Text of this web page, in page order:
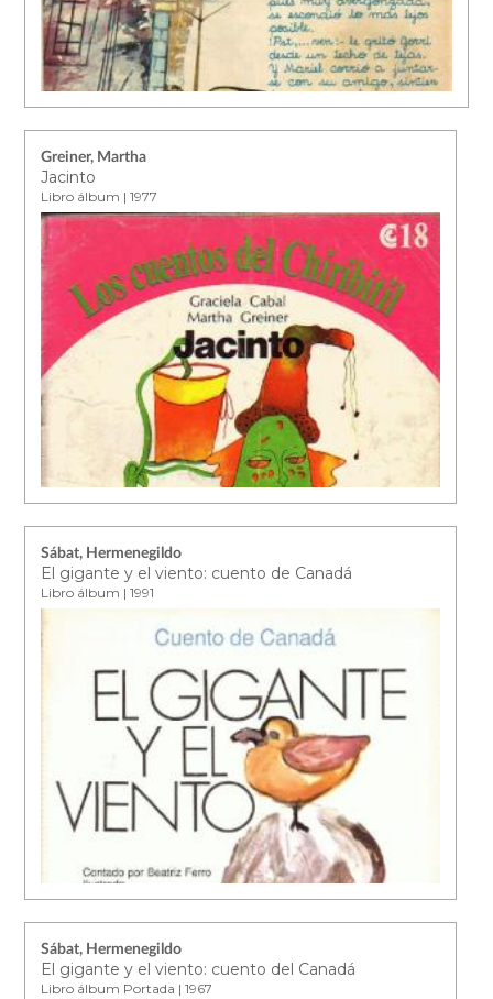
Greiner, Martha
Jacinto
Libro álbum | 1977
Sábat, Hermenegildo
El gigante y el viento: cuento de Canadá
Libro álbum | 1991
Sábat, Hermenegildo
El gigante y el viento: cuento del Canadá
Libro álbum Portada | 1967